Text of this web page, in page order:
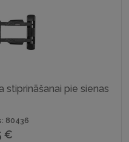
stiprināšanai pie sienas
80436
€